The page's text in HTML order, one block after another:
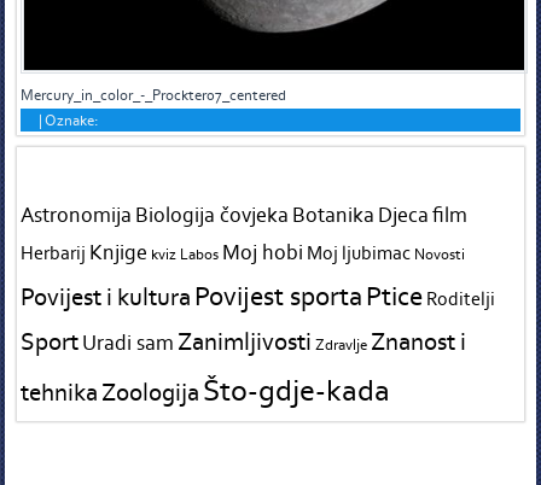
Mercury_in_color_-_Prockter07_centered
|Oznake:
Astronomija Biologija čovjeka Botanika Djeca film
Herbarij Knjige kviz Labos Moj hobi Moj ljubimac Novosti
Povijest i kultura Povijest sportaPtice Roditelji
SportUradi sam Zanimljivosti Zdravlje Znanost i
tehnika Zoologija Što-gdje-kada